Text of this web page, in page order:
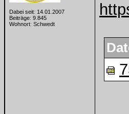
Dabei seit: 14.01.2007
Beiträge: 9.845
Wohnort: Schwedt